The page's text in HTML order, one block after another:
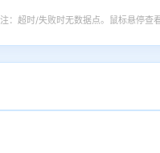
注：超时/失败时无数据点。鼠标悬停查